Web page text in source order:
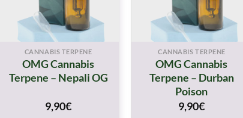
CANNABIS TERPENE
OMG Cannabis
Terpene – Nepali OG
9,90€
CANNABIS TERPENE
OMG Cannabis
Terpene – Durban
Poison
9,90€